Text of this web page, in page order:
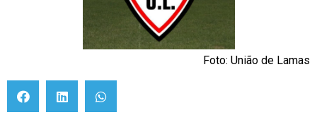
Foto: União de Lamas